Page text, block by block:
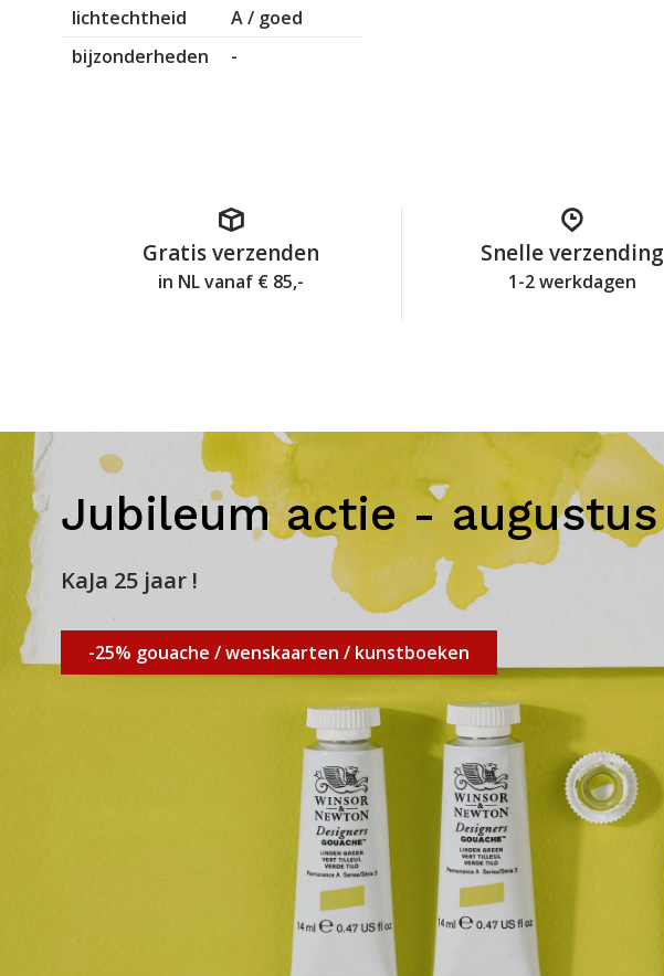
lichtechtheid
A / goed
bijzonderheden
-
Gratis verzenden
in NL vanaf € 85,-
Snelle verzending
1-2 werkdagen
Jubileum actie - augustus
KaJa 25 jaar !
-25% gouache / wenskaarten / kunstboeken